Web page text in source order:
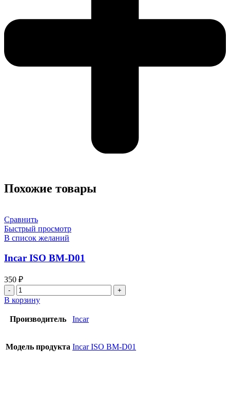
Похожие товары
Сравнить
Быстрый просмотр
В список желаний
Incar ISO BM-D01
350 ₽
В корзину
Производитель Incar
Модель продукта Incar ISO BM-D01